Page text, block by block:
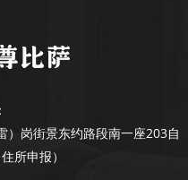
）岗街景东约路段南一座203自
所申报）